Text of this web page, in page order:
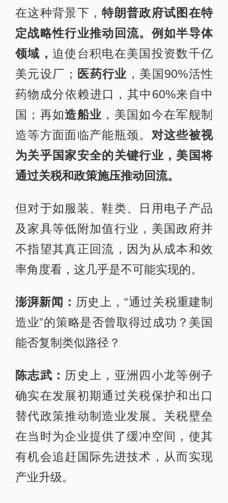
在这种背景下，特朗普政府试图在特
定战略性行业推动回流。例如半导体
领域， 迫使台积电在美国投资数千亿
美元设厂； 医药行业 ，美国90%活性
药物成分依赖进口，其中60%来自中
国；再如造船业 ，美国如今在军舰制
造等方面面临产能瓶颈。 对这些被视
为关乎国家安全的关键行业，美国将
通过关税和政策施压推动回流。
但对于如服装、鞋类、日用电子产品
及家具等低附加值行业，美国政府并
不指望其真正回流，因为从成本和效
率角度看，这几乎是不可能实现的。
澎湃新闻： 历史上，“通过关税重建制
造业”的策略是否曾取得过成功？美国
能否复制类似路径？
陈志武： 历史上，亚洲四小龙等例子
确实在发展初期通过关税保护和出口
替代政策推动制造业发展。关税壁垒
在当时为企业提供了缓冲空间，使其
有机会追赶国际先进技术，从而实现
产业升级。